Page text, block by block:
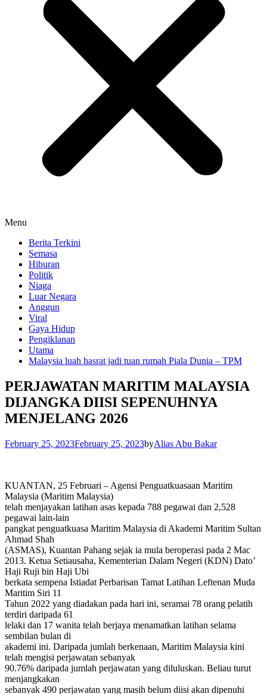
Menu
Berita Terkini
Semasa
Hiburan
Politik
Niaga
Luar Negara
Anggun
Viral
Gaya Hidup
Pengiklanan
Utama
Malaysia luah hasrat jadi tuan rumah Piala Dunia – TPM
PERJAWATAN MARITIM MALAYSIA
DIJANGKA DIISI SEPENUHNYA
MENJELANG 2026
February 25, 2023February 25, 2023byAlias Abu Bakar
KUANTAN, 25 Februari – Agensi Penguatkuasaan Maritim
Malaysia (Maritim Malaysia)
telah menjayakan latihan asas kepada 788 pegawai dan 2,528
pegawai lain-lain
pangkat penguatkuasa Maritim Malaysia di Akademi Maritim Sultan
Ahmad Shah
(ASMAS), Kuantan Pahang sejak ia mula beroperasi pada 2 Mac
2013. Ketua Setiausaha, Kementerian Dalam Negeri (KDN) Dato’
Haji Ruji bin Haji Ubi
berkata sempena Istiadat Perbarisan Tamat Latihan Leftenan Muda
Maritim Siri 11
Tahun 2022 yang diadakan pada hari ini, seramai 78 orang pelatih
terdiri daripada 61
lelaki dan 17 wanita telah berjaya menamatkan latihan selama
sembilan bulan di
akademi ini. Daripada jumlah berkenaan, Maritim Malaysia kini
telah mengisi perjawatan sebanyak
90.76% daripada jumlah perjawatan yang diluluskan. Beliau turut
menjangkakan
sebanyak 490 perjawatan yang masih belum diisi akan dipenuhi